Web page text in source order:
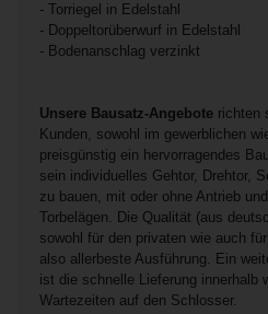
- Torriegel in Edelstahl
- Doppeltorüberwurf in Edelstahl
- Bodenanschlag verzinkt
Unsere Bausatz-Angebote richten
Kunden, sowohl im gewerblichen
preisgünstig ein hervorragendes
sein individuelles Gehtor, Drehtor,
zu bauen, mit oder ohne Antrieb
Torbelägen. Die Qualität (aus
sowohl für den privaten wie auch
also allerbeste Ausführung. Ein
ist die schnelle Lieferung innerhalb
Wartezeiten auf den Schlosser.